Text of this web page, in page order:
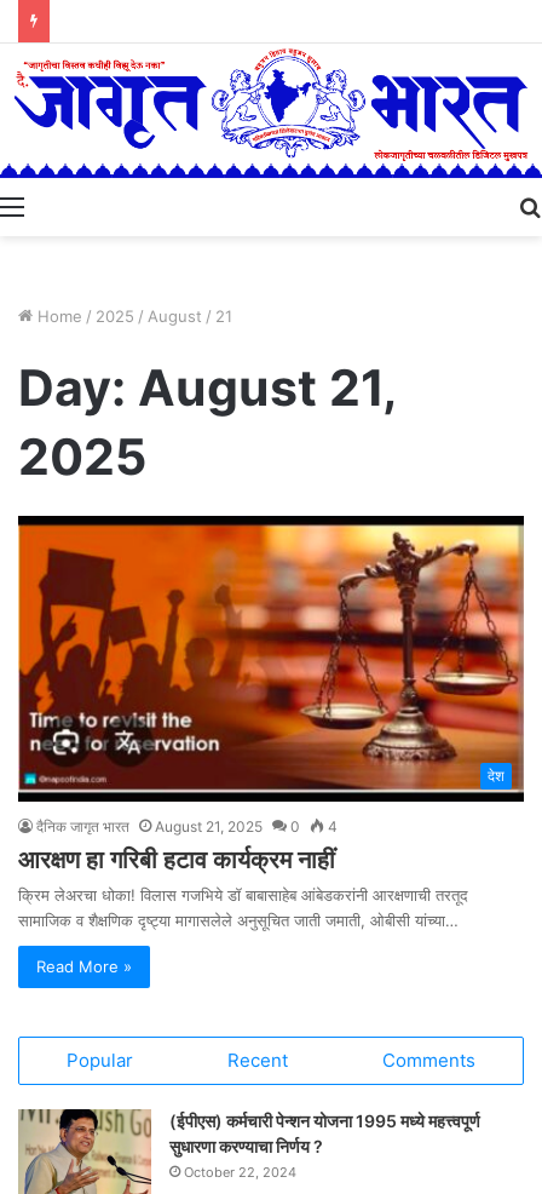
Menu
Home / 2025 / August / 21
Day: August 21,
2025
देश
दैनिक जागृत भारत August 21, 2025 0 4
आरक्षण हा गरिबी हटाव कार्यक्रम नाहीं
क्रिम लेअरचा धोका! विलास गजभिये डॉ बाबासाहेब आंबेडकरांनी आरक्षणाची तरतूद
सामाजिक व शैक्षणिक दृष्ट्या मागासलेले अनुसूचित जाती जमाती, ओबीसी यांच्या…
Read More »
Popular Recent Comments
(ईपीएस) कर्मचारी पेन्शन योजना 1995 मध्ये महत्त्वपूर्ण
सुधारणा करण्याचा निर्णय ?
October 22, 2024